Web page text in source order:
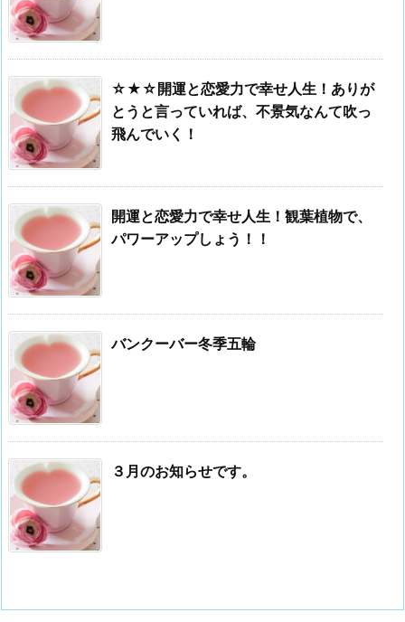
☆★☆開運と恋愛力で幸せ人生！ありが
とうと言っていれば、不景気なんて吹っ
飛んでいく！
開運と恋愛力で幸せ人生！観葉植物で、
パワーアップしょう！！
バンクーバー冬季五輪
３月のお知らせです。